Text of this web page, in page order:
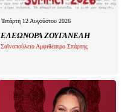
Τετάρτη 12 Αυγούστου 2026
ΕΛΕΩΝΟΡΑ ΖΟΥΓΑΝΕΛΗ
Σαϊνοπούλειο Αμφιθέατρο Σπάρτης